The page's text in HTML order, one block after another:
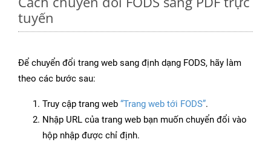
tuyến
Để chuyển đổi trang web sang định dạng FODS, hãy làm
theo các bước sau:
Truy cập trang web “Trang web tới FODS”.
Nhập URL của trang web bạn muốn chuyển đổi vào
hộp nhập được chỉ định.